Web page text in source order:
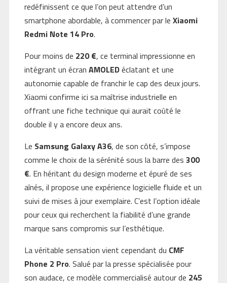
redéfinissent ce que l’on peut attendre d’un
smartphone abordable, à commencer par le Xiaomi
Redmi Note 14 Pro.
Pour moins de 220 €, ce terminal impressionne en
intégrant un écran AMOLEDéclatant et une
autonomie capable de franchir le cap des deux jours.
Xiaomi confirme ici sa maîtrise industrielle en
offrant une fiche technique qui aurait coûté le
double il y a encore deux ans.
Le Samsung Galaxy A36, de son côté, s’impose
comme le choix de la sérénité sous la barre des 300
€. En héritant du design moderne et épuré de ses
aînés, il propose une expérience logicielle fluide et un
suivi de mises à jour exemplaire. C’est l’option idéale
pour ceux qui recherchent la fiabilité d’une grande
marque sans compromis sur l’esthétique.
La véritable sensation vient cependant du CMF
Phone 2 Pro. Salué par la presse spécialisée pour
son audace, ce modèle commercialisé autour de 245